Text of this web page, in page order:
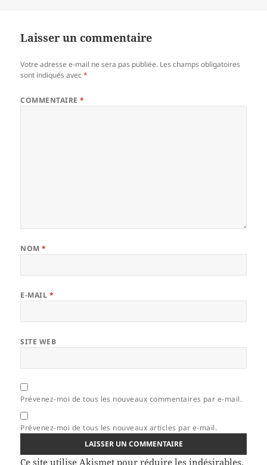
Laisser un commentaire
Votre adresse e-mail ne sera pas publiée. Les champs obligatoires
sont indiqués avec*
COMMENTAIRE*
NOM*
E-MAIL *
SITE WEB
Prévenez-moi de tous les nouveaux commentaires par e-mail.
Prévenez-moi de tous les nouveaux articles par e-mail.
Ce site utilise Akismet pour réduire les indésirables.